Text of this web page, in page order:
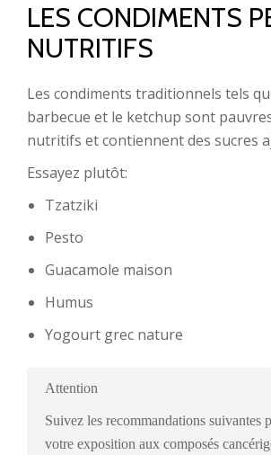
LES CONDIMENTS
NUTRITIFS
Les condiments traditionnels tels
barbecue et le ketchup sont
nutritifs et contiennent des sucres
Essayez plutôt:
Tzatziki
Pesto
Guacamole maison
Humus
Yogourt grec nature
Attention
Suivez les recommandations suivantes
votre exposition aux composés